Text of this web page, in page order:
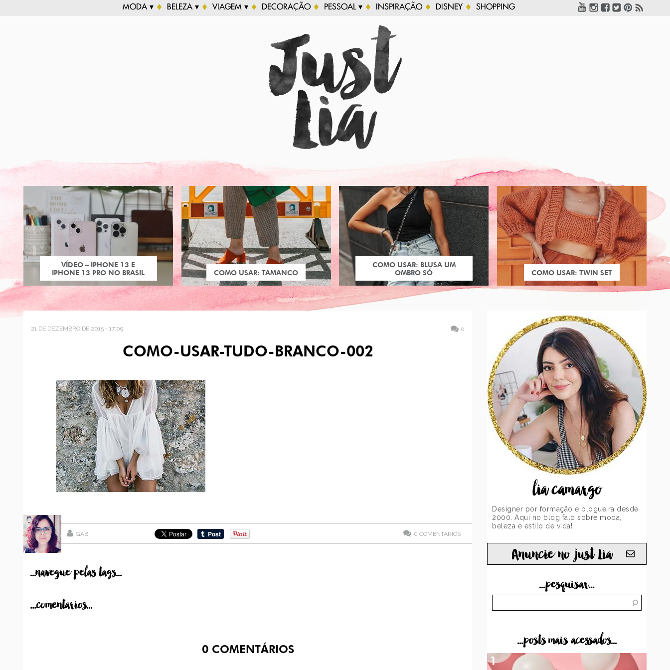
MODA ▾ BELEZA ▾ VIAGEM ▾ DECORAÇÃO PESSOAL ▾ INSPIRAÇÃO DISNEY SHOPPING
VÍDEO – IPHONE 13 E
IPHONE 13 PRO NO BRASIL
COMO USAR: TAMANCO
COMO USAR: BLUSA UM
OMBRO SÓ
COMO USAR: TWIN SET
21 DE DEZEMBRO DE 2015 - 17:09 0
COMO-USAR-TUDO-BRANCO-002
GABI 0 COMENTÁRIOS
...navegue pelas tags...
...comentarios...
0COMENTÁRIOS
lia camargo
Designer por formação e blogueira desde
2000. Aqui no blog falo sobre moda,
beleza e estilo de vida!
Anuncie no just Lia
...pesquisar...
...posts mais acessados...
1